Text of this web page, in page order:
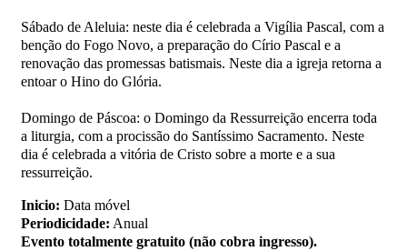
Sábado de Aleluia: neste dia é celebrada a Vigília Pascal, com a
benção do Fogo Novo, a preparação do Círio Pascal e a
renovação das promessas batismais. Neste dia a igreja retorna a
entoar o Hino do Glória.
Domingo de Páscoa: o Domingo da Ressurreição encerra toda
a liturgia, com a procissão do Santíssimo Sacramento. Neste
dia é celebrada a vitória de Cristo sobre a morte e a sua
ressurreição.
Inicio: Data móvel
Periodicidade: Anual
Evento totalmente gratuito (não cobra ingresso).